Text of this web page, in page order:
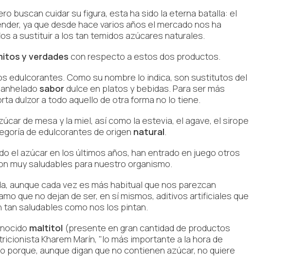
buscan cuidar su figura, esta ha sido la eterna batalla: el
ya que desde hace varios años el mercado nos ha
a sustituir a los tan temidos azúcares naturales.
y verdades con respecto a estos dos productos.
edulcorantes. Como su nombre lo indica, son sustitutos del
sabor dulce en platos y bebidas. Para ser más
dulzor a todo aquello de otra forma no lo tiene.
de mesa y la miel, así como la estevia, el agave, el sirope
de edulcorantes de origen natural.
el azúcar en los últimos años, han entrado en juego otros
muy saludables para nuestro organismo.
aunque cada vez es más habitual que nos parezcan
que no dejan de ser, en sí mismos, aditivos artificiales que
saludables como nos los pintan.
maltitol (presente en gran cantidad de productos
Kharem Marín, "lo más importante a la hora de
aunque digan que no contienen azúcar, no quiere